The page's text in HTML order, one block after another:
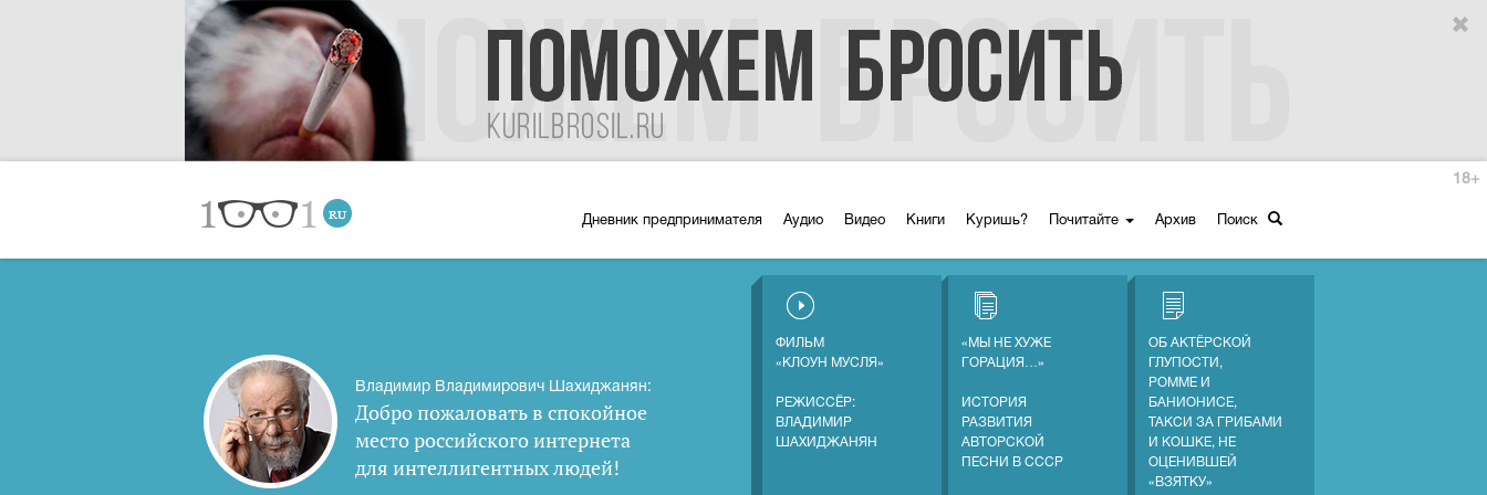
Дневник предпринимателя Аудио Видео Книги Куришь? Почитайте Архив Поиск
18+
Владимир Владимирович Шахиджанян:
Добро пожаловать в спокойное
место российского интернета
для интеллигентных людей!
ФИЛЬМ
«КЛОУН МУСЛЯ»
РЕЖИССЁР:
ВЛАДИМИР
ШАХИДЖАНЯН
«МЫ НЕ ХУЖЕ
ГОРАЦИЯ…»
ИСТОРИЯ
РАЗВИТИЯ
АВТОРСКОЙ
ПЕСНИ В СССР
ОБ АКТЁРСКОЙ
ГЛУПОСТИ,
РОММЕ И
БАНИОНИСЕ,
ТАКСИ ЗА ГРИБАМИ
И КОШКЕ, НЕ
ОЦЕНИВШЕЙ
«ВЗЯТКУ»